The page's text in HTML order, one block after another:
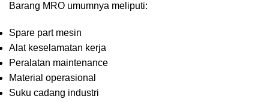
Barang MRO umumnya meliputi:
Spare part mesin
Alat keselamatan kerja
Peralatan maintenance
Material operasional
Suku cadang industri